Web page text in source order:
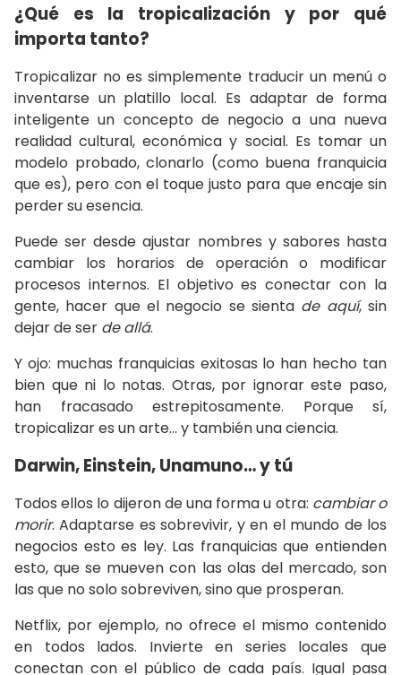
¿Qué es la tropicalización y por qué
importa tanto?
Tropicalizar no es simplemente traducir un menú o
inventarse un platillo local. Es adaptar de forma
inteligente un concepto de negocio a una nueva
realidad cultural, económica y social. Es tomar un
modelo probado, clonarlo (como buena franquicia
que es), pero con el toque justo para que encaje sin
perder su esencia.
Puede ser desde ajustar nombres y sabores hasta
cambiar los horarios de operación o modificar
procesos internos. El objetivo es conectar con la
gente, hacer que el negocio se sienta de aquí, sin
dejar de ser de allá.
Y ojo: muchas franquicias exitosas lo han hecho tan
bien que ni lo notas. Otras, por ignorar este paso,
han fracasado estrepitosamente. Porque sí,
tropicalizar es un arte… y también una ciencia.
Darwin, Einstein, Unamuno… y tú
Todos ellos lo dijeron de una forma u otra: cambiar o
morir. Adaptarse es sobrevivir, y en el mundo de los
negocios esto es ley. Las franquicias que entienden
esto, que se mueven con las olas del mercado, son
las que no solo sobreviven, sino que prosperan.
Netflix, por ejemplo, no ofrece el mismo contenido
en todos lados. Invierte en series locales que
conectan con el público de cada país. Igual pasa